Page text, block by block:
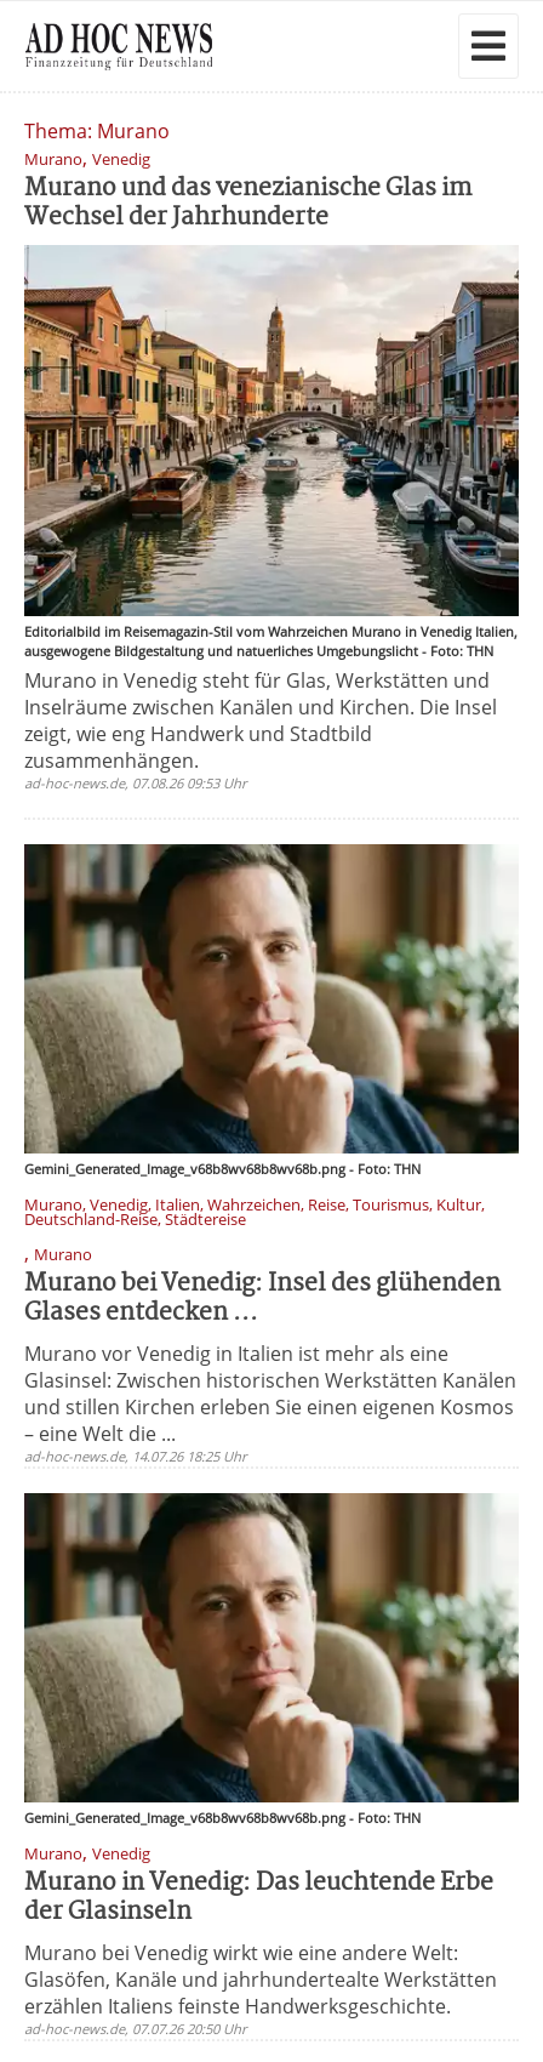
Thema: Murano
Murano, Venedig
Murano und das venezianische Glas im
Wechsel der Jahrhunderte
Editorialbild im Reisemagazin-Stil vom Wahrzeichen Murano in Venedig Italien,
ausgewogene Bildgestaltung und natuerliches Umgebungslicht - Foto: THN
Murano in Venedig steht für Glas, Werkstätten und
Inselräume zwischen Kanälen und Kirchen. Die Insel
zeigt, wie eng Handwerk und Stadtbild
zusammenhängen.
ad-hoc-news.de, 07.08.26 09:53 Uhr
Gemini_Generated_Image_v68b8wv68b8wv68b.png - Foto: THN
Murano, Venedig, Italien, Wahrzeichen, Reise, Tourismus, Kultur,
Deutschland-Reise, Städtereise
, Murano
Murano bei Venedig: Insel des glühenden
Glases entdecken ...
Murano vor Venedig in Italien ist mehr als eine
Glasinsel: Zwischen historischen Werkstätten Kanälen
und stillen Kirchen erleben Sie einen eigenen Kosmos
– eine Welt die ...
ad-hoc-news.de, 14.07.26 18:25 Uhr
Gemini_Generated_Image_v68b8wv68b8wv68b.png - Foto: THN
Murano, Venedig
Murano in Venedig: Das leuchtende Erbe
der Glasinseln
Murano bei Venedig wirkt wie eine andere Welt:
Glasöfen, Kanäle und jahrhundertealte Werkstätten
erzählen Italiens feinste Handwerksgeschichte.
ad-hoc-news.de, 07.07.26 20:50 Uhr